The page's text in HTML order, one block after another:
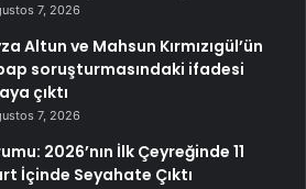
7, 2026
Altun ve Mahsun Kırmızıgül’ün
soruşturmasındaki ifadesi
çıktı
7, 2026
2026’nın İlk Çeyreğinde 11
İçinde Seyahate Çıktı